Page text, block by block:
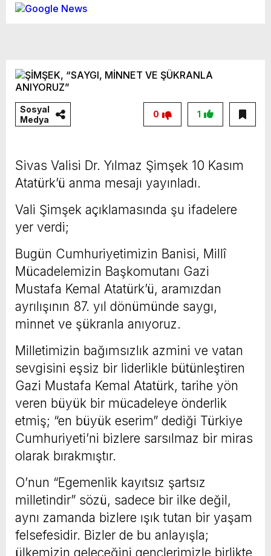
Sosyal
Medya
1
0
Sivas Valisi Dr. Yılmaz Şimşek 10 Kasım
Atatürk’ü anma mesajı yayınladı.
Vali Şimşek açıklamasında şu ifadelere
yer verdi;
Bugün Cumhuriyetimizin Banisi, Millî
Mücadelemizin Başkomutanı Gazi
Mustafa Kemal Atatürk’ü, aramızdan
ayrılışının 87. yıl dönümünde saygı,
minnet ve şükranla anıyoruz.
Milletimizin bağımsızlık azmini ve vatan
sevgisini eşsiz bir liderlikle bütünleştiren
Gazi Mustafa Kemal Atatürk, tarihe yön
veren büyük bir mücadeleye önderlik
etmiş; “en büyük eserim” dediği Türkiye
Cumhuriyeti’ni bizlere sarsılmaz bir miras
olarak bırakmıştır.
O’nun “Egemenlik kayıtsız şartsız
milletindir” sözü, sadece bir ilke değil,
aynı zamanda bizlere ışık tutan bir yaşam
felsefesidir. Bizler de bu anlayışla;
ülkemizin geleceğini gençlerimizle birlikte